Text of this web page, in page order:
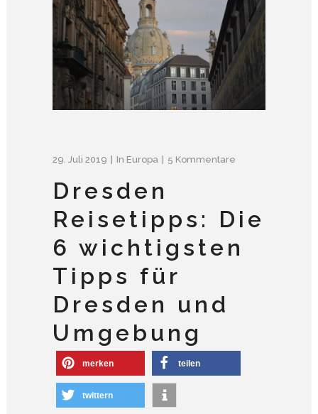
29. Juli 2019 In Europa 5 Kommentare
Dresden
Reisetipps: Die
6 wichtigsten
Tipps für
Dresden und
Umgebung
merken teilen
twittern